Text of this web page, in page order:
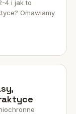
4 i jak to
Omawiamy